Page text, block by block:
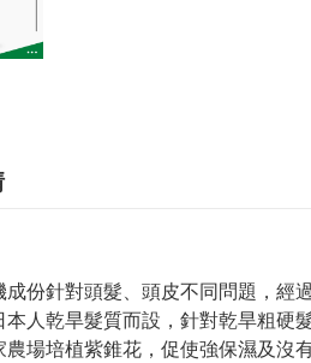
成份針對頭髮、頭皮不同問題，經
本人乾旱髮質而設，針對乾旱粗硬
農場培植紫錐花，促使強保濕及沒